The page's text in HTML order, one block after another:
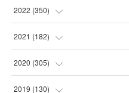
(31
(1)
(1)
(12
(2)
(1)
(1)
(24
(24
(1)
2022 (350)
(16
(30
(31
2021 (182)
(25
(17
2020 (305)
(31
2019 (130)